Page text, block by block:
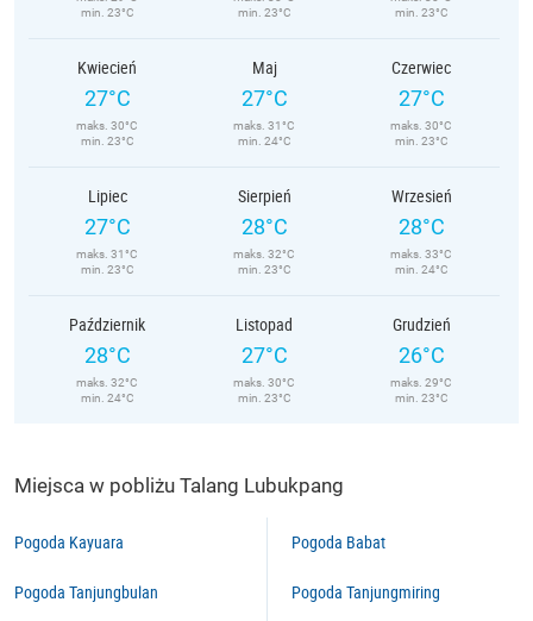
min. 23°C
min. 23°C
min. 23°C
Kwiecień
27°C
maks. 30°C
min. 23°C
Maj
27°C
maks. 31°C
min. 24°C
Czerwiec
27°C
maks. 30°C
min. 23°C
Lipiec
27°C
maks. 31°C
min. 23°C
Sierpień
28°C
maks. 32°C
min. 23°C
Wrzesień
28°C
maks. 33°C
min. 24°C
Październik
28°C
maks. 32°C
min. 24°C
Listopad
27°C
maks. 30°C
min. 23°C
Grudzień
26°C
maks. 29°C
min. 23°C
Miejsca w pobliżu Talang Lubukpang
Pogoda Kayuara
Pogoda Tanjungbulan
Pogoda Babat
Pogoda Tanjungmiring